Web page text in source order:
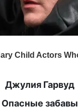
Джулия Гарвуд
Опасные забавы